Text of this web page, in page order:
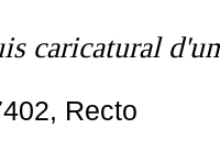
caricatural
Recto